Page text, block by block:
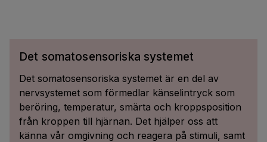
Det somatosensoriska systemet
Det somatosensoriska systemet är en del av
nervsystemet som förmedlar känselintryck som
beröring, temperatur, smärta och kroppsposition
från kroppen till hjärnan. Det hjälper oss att
känna vår omgivning och reagera på stimuli, samt